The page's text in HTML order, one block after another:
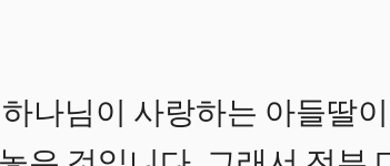
나님이 사랑하는 아들딸